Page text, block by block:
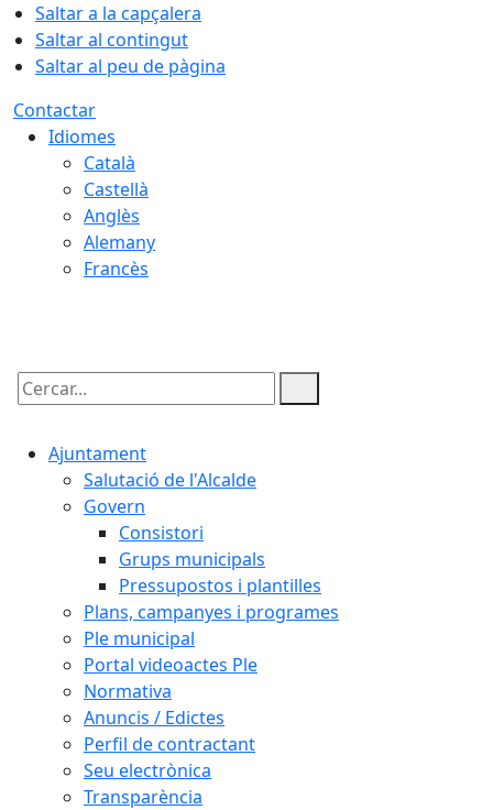
Saltar a la capçalera
Saltar al contingut
Saltar al peu de pàgina
Contactar
Idiomes
Català
Castellà
Anglès
Alemany
Francès
Cercar:
Ajuntament
Salutació de l'Alcalde
Govern
Consistori
Grups municipals
Pressupostos i plantilles
Plans, campanyes i programes
Ple municipal
Portal videoactes Ple
Normativa
Anuncis / Edictes
Perfil de contractant
Seu electrònica
Transparència